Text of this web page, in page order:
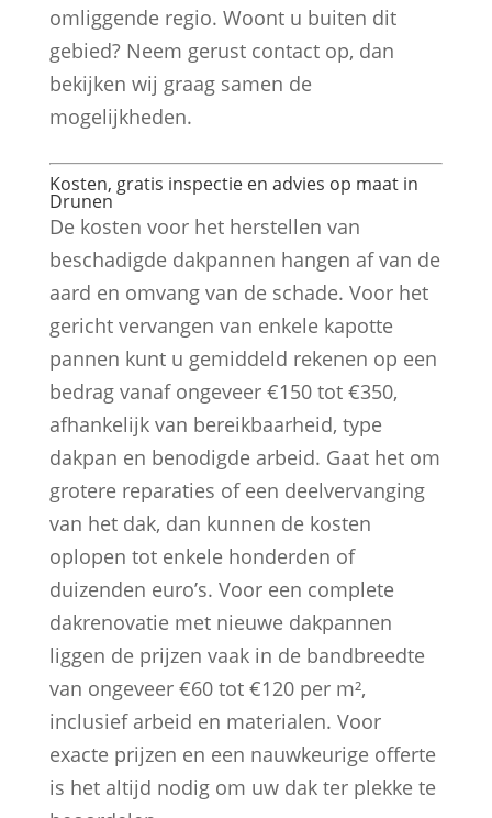
omliggende regio. Woont u buiten dit
gebied? Neem gerust contact op, dan
bekijken wij graag samen de
mogelijkheden.
Kosten, gratis inspectie en advies op maat in
Drunen
De kosten voor het herstellen van
beschadigde dakpannen hangen af van de
aard en omvang van de schade. Voor het
gericht vervangen van enkele kapotte
pannen kunt u gemiddeld rekenen op een
bedrag vanaf ongeveer €150 tot €350,
afhankelijk van bereikbaarheid, type
dakpan en benodigde arbeid. Gaat het om
grotere reparaties of een deelvervanging
van het dak, dan kunnen de kosten
oplopen tot enkele honderden of
duizenden euro’s. Voor een complete
dakrenovatie met nieuwe dakpannen
liggen de prijzen vaak in de bandbreedte
van ongeveer €60 tot €120 per m²,
inclusief arbeid en materialen. Voor
exacte prijzen en een nauwkeurige offerte
is het altijd nodig om uw dak ter plekke te